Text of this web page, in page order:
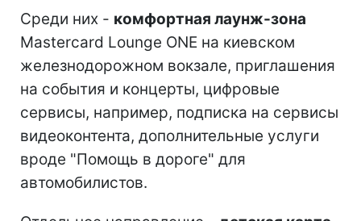
Среди них - комфортная лаунж-зона
Mastercard Lounge ONE на киевском
железнодорожном вокзале, приглашения
на события и концерты, цифровые
сервисы, например, подписка на сервисы
видеоконтента, дополнительные услуги
вроде "Помощь в дороге" для
автомобилистов.